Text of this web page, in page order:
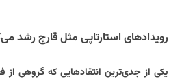
رویدادهای استارتاپی مثل قارچ رشد
یکی از جدی‌ترین انتقادهایی که گروهی از